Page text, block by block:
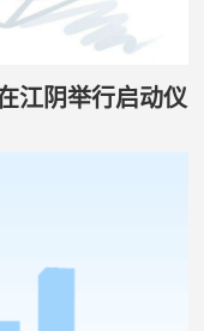
江阴举行启动仪